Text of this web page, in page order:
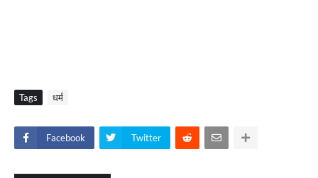
Tags धर्म
Facebook Twitter